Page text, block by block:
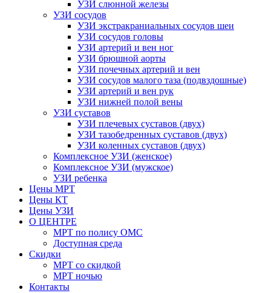
УЗИ слюнной железы
УЗИ сосудов
УЗИ экстракраниальных сосудов шеи
УЗИ сосудов головы
УЗИ артерий и вен ног
УЗИ брюшной аорты
УЗИ почечных артерий и вен
УЗИ сосудов малого таза (подвздошные)
УЗИ артерий и вен рук
УЗИ нижней полой вены
УЗИ суставов
УЗИ плечевых суставов (двух)
УЗИ тазобедренных суставов (двух)
УЗИ коленных суставов (двух)
Комплексное УЗИ (женское)
Комплексное УЗИ (мужское)
УЗИ ребенка
Цены МРТ
Цены КТ
Цены УЗИ
О ЦЕНТРЕ
МРТ по полису ОМС
Доступная среда
Скидки
МРТ со скидкой
МРТ ночью
Контакты